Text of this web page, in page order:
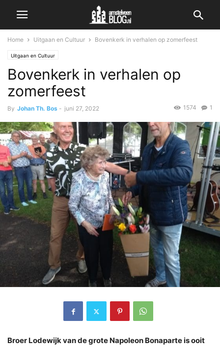
Home Uitgaan en Cultuur Bovenkerk in verhalen op zomerfeest
Uitgaan en Cultuur
Bovenkerk in verhalen op
zomerfeest
By Johan Th. Bos - juni 27, 2022 1
1574
Broer Lodewijk van de grote Napoleon Bonaparte is ooit